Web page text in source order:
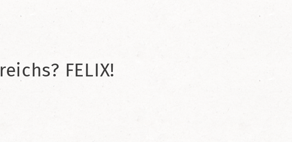
FELIX!